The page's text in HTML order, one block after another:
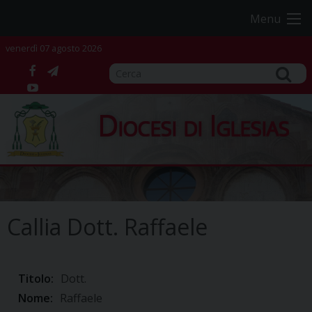
content
Menu
venerdì 07 agosto 2026
facebook
telegram
YouTube
Diocesi di Iglesias
Callia Dott. Raffaele
Titolo: Dott.
Nome: Raffaele